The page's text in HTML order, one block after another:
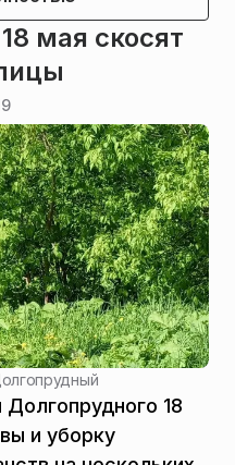
мая скосят
18
и уборку